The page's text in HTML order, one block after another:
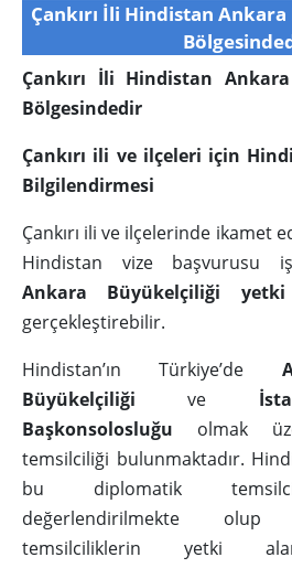
Çankırı İli Hindistan
Çankırı İli Hindistan
Bölgesindedir
Çankırı ili ve ilçeleri için
Bilgilendirmesi
Çankırı ili ve ilçelerinde ikamet
Hindistan vize başvurusu
Ankara Büyükelçiliği yetki
gerçekleştirebilir.
Hindistan’ın Türkiye’de
Büyükelçiliği ve
Başkonsolosluğu olmak
temsilciliği bulunmaktadır.
bu diplomatik
değerlendirilmekte
temsilciliklerin yetki